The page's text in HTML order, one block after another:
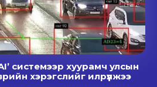
системээр хуурамч улсын
хэрэгслийг илрүүлжээ